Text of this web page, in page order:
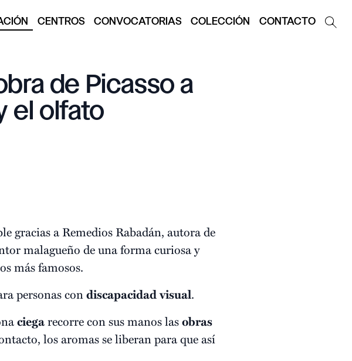
CENTROS CONVOCATORIAS COLECCIÓN CONTACTO
de Picasso a
el olfato
gracias a Remedios Rabadán, autora de
malagueño de una forma curiosa y
más famosos.
personas condiscapacidadvisual.
ciegarecorre con sus manos lasobras
los aromas se liberan para que así